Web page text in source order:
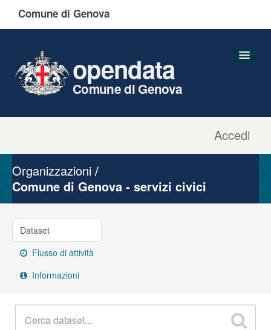
Comune di Genova
Accedi
opendata
Comune di Genova
Gruppi
Organizzazioni
Comune di Genova - servizi civici
Dataset
Flusso di attività
Informazioni